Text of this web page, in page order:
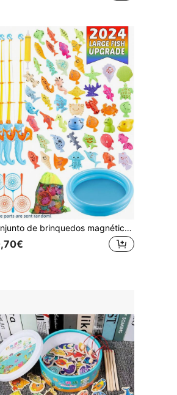
Conjunto de brinquedos magnéticos de pesca com 19/36/47/71 peças - com bacia de água, piscina inflável, varas, rede, peixes flutuantes de plástico, animais marinhos coloridos, presente de aniversário para meninos e meninas a partir de 3 anos